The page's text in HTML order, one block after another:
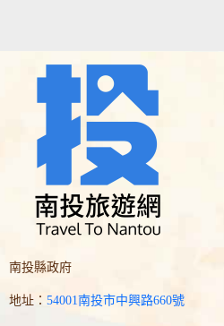
南投縣政府
地址： 54001南投市中興路660號